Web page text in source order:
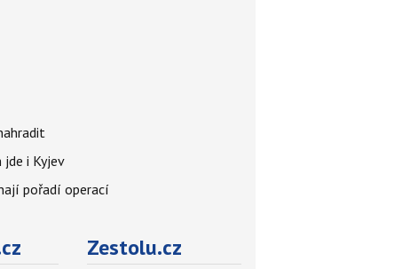
jde i Kyjev
pořadí operací
Zestolu.cz